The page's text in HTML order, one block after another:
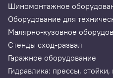
Шиномонтажное
Оборудование для
Малярно-кузовное
Стенды сход-развал
Гаражное оборудование
Гидравлика: прессы,